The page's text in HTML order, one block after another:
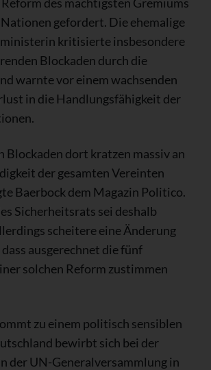
gefordert. Die ehemalige
kritisierte insbesondere
Blockaden durch die
warnte vor einem wachsenden
in die Handlungsfähigkeit der
Blockaden dort kratzen massiv an
der gesamten Vereinten
Baerbock dem Magazin Politico.
Sicherheitsrats sei deshalb
scheitere eine Änderung
ausgerechnet die fünf
solchen Reform zustimmen
zu einem politisch sensiblen
bewirbt sich bei der
der UN-Generalversammlung in